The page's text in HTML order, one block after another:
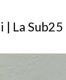
| La Sub25